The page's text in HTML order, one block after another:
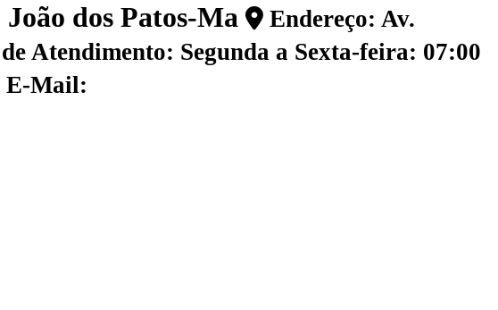
dos Patos-Ma
Endereço: Av.
Atendimento: Segunda a Sexta-feira: 07:00
E-Mail: